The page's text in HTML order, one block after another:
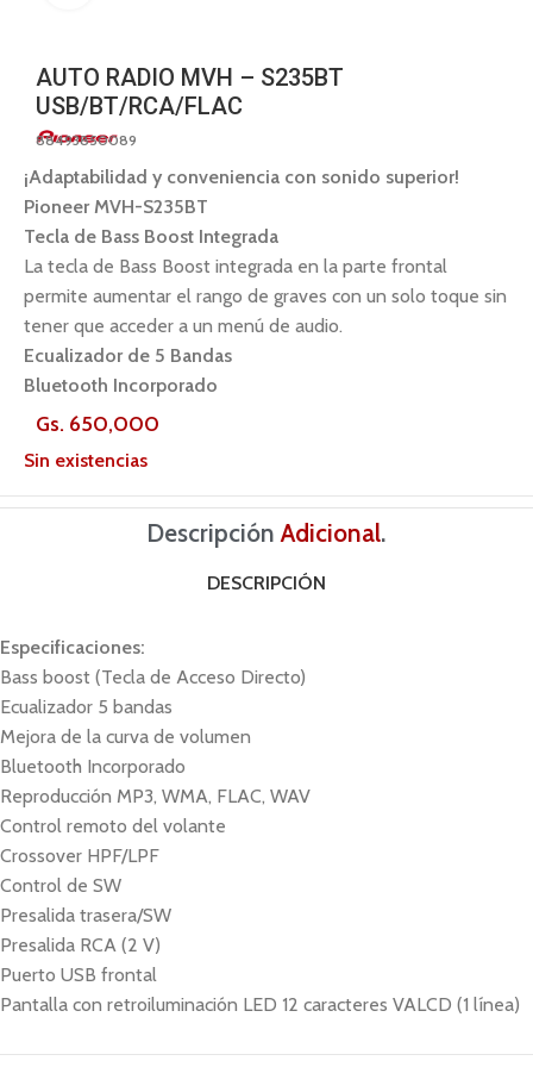
AUTO RADIO MVH – S235BT
USB/BT/RCA/FLAC
88493850089
¡Adaptabilidad y conveniencia con sonido superior!
Pioneer MVH-S235BT
Tecla de Bass Boost Integrada
La tecla de Bass Boost integrada en la parte frontal
permite aumentar el rango de graves con un solo toque sin
tener que acceder a un menú de audio.
Ecualizador de 5 Bandas
Bluetooth Incorporado
Gs. 650,000
Sin existencias
DescripciónAdicional.
DESCRIPCIÓN
Especificaciones:
Bass boost (Tecla de Acceso Directo)
Ecualizador 5 bandas
Mejora de la curva de volumen
Bluetooth Incorporado
Reproducción MP3, WMA, FLAC, WAV
Control remoto del volante
Crossover HPF/LPF
Control de SW
Presalida trasera/SW
Presalida RCA (2 V)
Puerto USB frontal
Pantalla con retroiluminación LED 12 caracteres VALCD (1 línea)